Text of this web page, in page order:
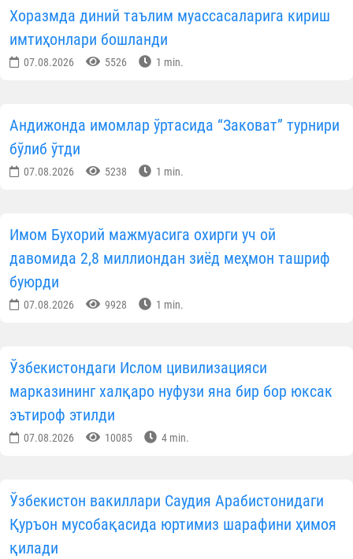
Хоразмда диний таълим муассасаларига кириш
имтиҳонлари бошланди
07.08.2026 5526 1 min.
Андижонда имомлар ўртасида “Заковат” турнири
бўлиб ўтди
07.08.2026 5238 1 min.
Имом Бухорий мажмуасига охирги уч ой
давомида 2,8 миллиондан зиёд меҳмон ташриф
буюрди
07.08.2026 9928 1 min.
Ўзбекистондаги Ислом цивилизацияси
марказининг халқаро нуфузи яна бир бор юксак
эътироф этилди
07.08.2026 10085 4 min.
Ўзбекистон вакиллари Саудия Арабистонидаги
Қуръон мусобақасида юртимиз шарафини ҳимоя
қилади